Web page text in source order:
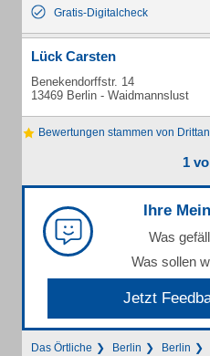
Gratis-Digitalcheck
Lück Carsten
Benekendorffstr. 14
13469 Berlin - Waidmannslust
Bewertungen stammen von
1
Ihre
Was
Was sollen
Jetzt
Das Örtliche Berlin Berlin